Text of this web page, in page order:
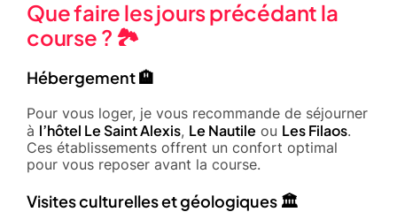
Que faire les jours précédant la
course ? 🏞️
Hébergement 🏨
Pour vous loger, je vous recommande de séjourner
à l’hôtel Le Saint Alexis, Le Nautile ou Les Filaos.
Ces établissements offrent un confort optimal
pour vous reposer avant la course.
Visites culturelles et géologiques 🏛️